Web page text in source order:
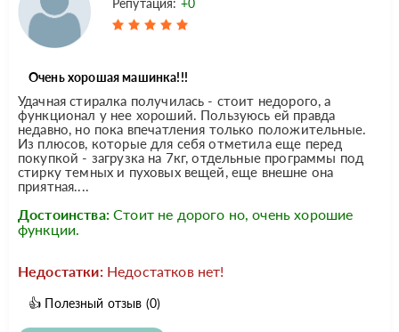
Репутация: +0
Очень хорошая машинка!!!
Удачная стиралка получилась - стоит недорого, а
функционал у нее хороший. Пользуюсь ей правда
недавно, но пока впечатления только положительные.
Из плюсов, которые для себя отметила еще перед
покупкой - загрузка на 7кг, отдельные программы под
стирку темных и пуховых вещей, еще внешне она
приятная....
Достоинства: Стоит не дорого но, очень хорошие
функции.
Недостатки: Недостатков нет!
👍 Полезный отзыв (0)